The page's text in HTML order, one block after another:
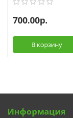
700.00р.
В корзину
Информация